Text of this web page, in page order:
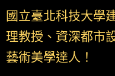
國立臺北科技大學
理教授、資深都市
藝術美學達人！